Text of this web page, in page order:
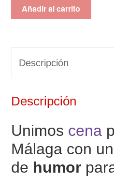
Añadir al carrito
Descripción
Descripción
Unimos cena
Málaga con
de humor